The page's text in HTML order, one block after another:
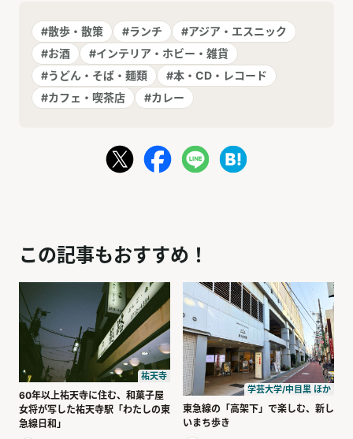
#散歩・散策 #ランチ
#アジア・エスニック
#お酒
#インテリア・ホビー・雑貨
#うどん・そば・麺類
#本・CD・レコード
#カフェ・喫茶店
#カレー
この記事もおすすめ！
祐天寺
60年以上祐天寺に住む、和菓子屋
女将が写した祐天寺駅「わたしの東
急線日和」
学芸大学/中目黒 ほか
東急線の「高架下」で楽しむ、新し
いまち歩き